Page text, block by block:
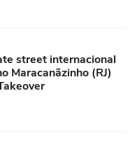
street internacional
Maracanãzinho (RJ)